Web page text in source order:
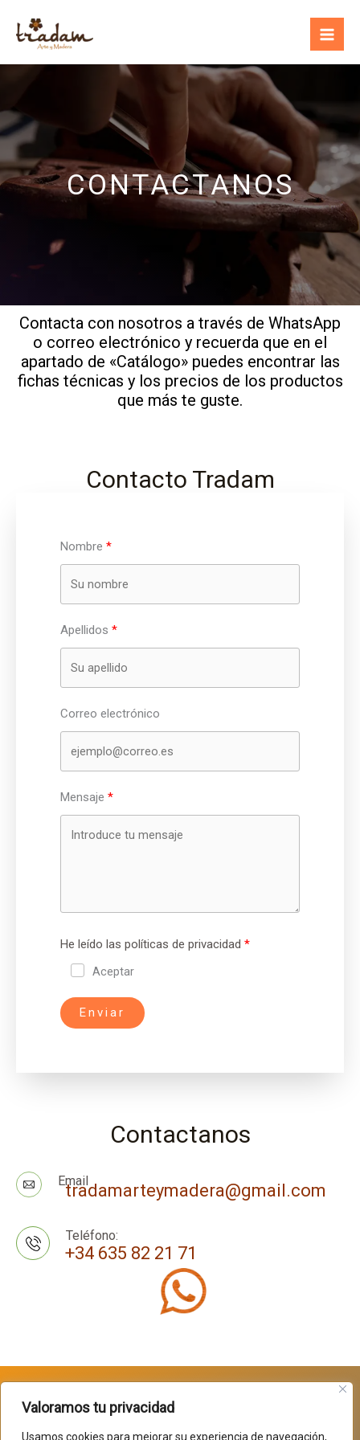
Valoramos tu privacidad
Usamos cookies para mejorar su experiencia de navegación,
contenido
CONTACTANOS
Contacta con nosotros a través de WhatsApp
o correo electrónico y recuerda que en el
apartado de «Catálogo» puedes encontrar las
fichas técnicas y los precios de los productos
que más te guste.
Contacto Tradam
Nombre
Apellidos
Correo electrónico
Mensaje
He leído las políticas de privacidad
Aceptar
Enviar
Contactanos
Email
tradamarteymadera@gmail.com
Teléfono:
+34 635 82 21 71